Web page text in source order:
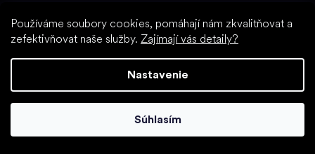
Používáme soubory cookies, pomáhají nám zkvalitňovat a
zefektivňovat naše služby. Zajímají vás detaily?
Nastavenie
Súhlasím
Špeciálne kategórie
Ponožkotopánky